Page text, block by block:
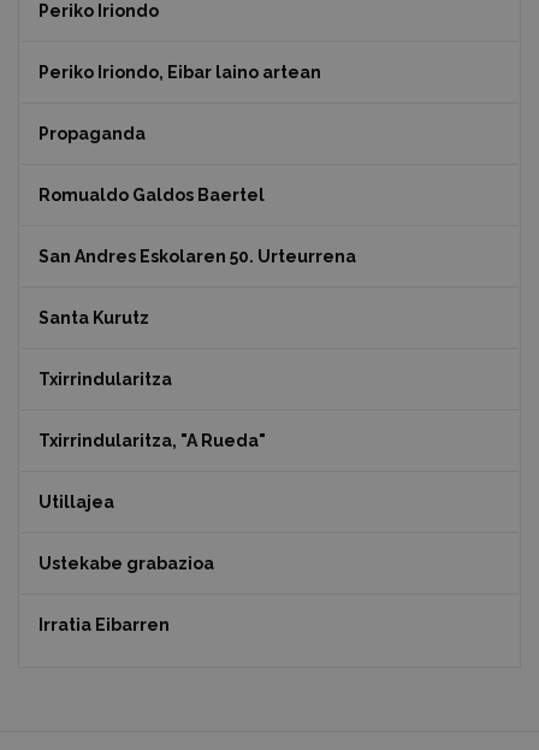
Periko Iriondo
Periko Iriondo, Eibar laino artean
Propaganda
Romualdo Galdos Baertel
San Andres Eskolaren 50. Urteurrena
Santa Kurutz
Txirrindularitza
Txirrindularitza, "A Rueda"
Utillajea
Ustekabe grabazioa
Irratia Eibarren